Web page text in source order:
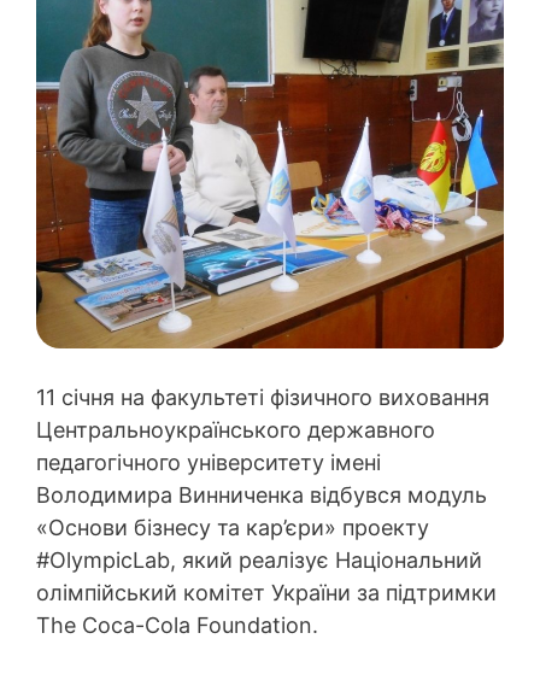
11 січня на факультеті фізичного виховання
Центральноукраїнського державного
педагогічного університету імені
Володимира Винниченка відбувся модуль
«Основи бізнесу та кар’єри» проекту
#OlympicLab, який реалізує Національний
олімпійський комітет України за підтримки
The Coca-Cola Foundation.